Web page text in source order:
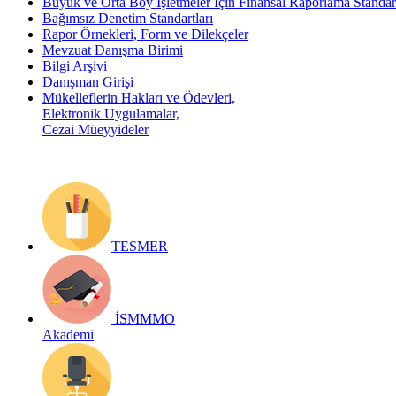
Bağımsız Denetim Standartları
Rapor Örnekleri, Form ve Dilekçeler
Mevzuat Danışma Birimi
Bilgi Arşivi
Danışman Girişi
Mükelleflerin Hakları ve Ödevleri,
Elektronik Uygulamalar,
Cezai Müeyyideler
TESMER
İSMMMO
Akademi